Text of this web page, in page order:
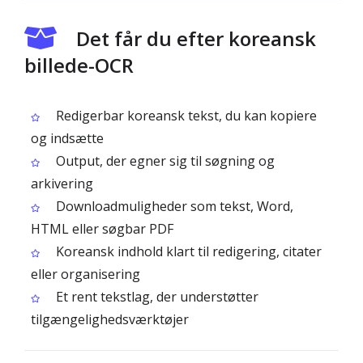
Det får du efter koreansk
billede-OCR
Redigerbar koreansk tekst, du kan kopiere
og indsætte
Output, der egner sig til søgning og
arkivering
Downloadmuligheder som tekst, Word,
HTML eller søgbar PDF
Koreansk indhold klart til redigering, citater
eller organisering
Et rent tekstlag, der understøtter
tilgængelighedsværktøjer